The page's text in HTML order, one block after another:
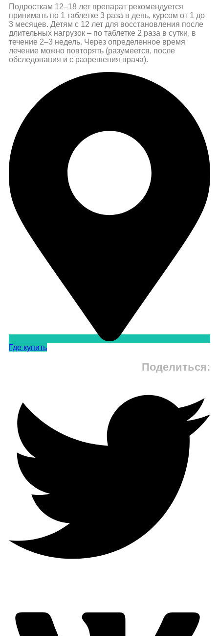
Подросткам 12–18 лет препарат рекомендуется
принимать по 1 таблетке 3 раза в день, курсом от 1 до
3 месяцев. Детям с 12 лет для восстановления после
длительных нагрузок – по таблетке 2 раза в сутки, в
течение 2–3 недель. Через определенное время
лечение можно повторять (разумеется, после
обследования и с разрешения врача).
Где купить
Поделиться: